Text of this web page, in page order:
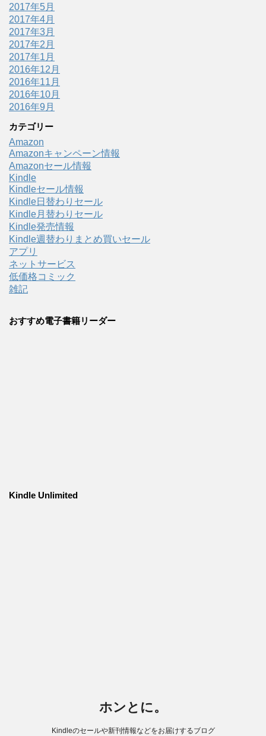
2017年5月
2017年4月
2017年3月
2017年2月
2017年1月
2016年12月
2016年11月
2016年10月
2016年9月
カテゴリー
Amazon
Amazonキャンペーン情報
Amazonセール情報
Kindle
Kindleセール情報
Kindle日替わりセール
Kindle月替わりセール
Kindle発売情報
Kindle週替わりまとめ買いセール
アプリ
ネットサービス
低価格コミック
雑記
おすすめ電子書籍リーダー
Kindle Unlimited
ホンとに。
Kindleのセールや新刊情報などをお届けするブログ